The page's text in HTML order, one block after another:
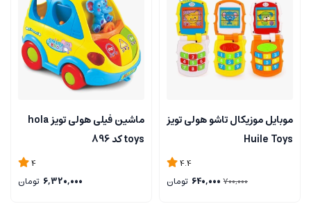
موبایل موزیکال تاشو هولی تویز
Huile Toys
4.4
700,000
640,000 تومان
ماشین فیلی هولی تویز hola
toys کد 896
4
6,320,000 تومان